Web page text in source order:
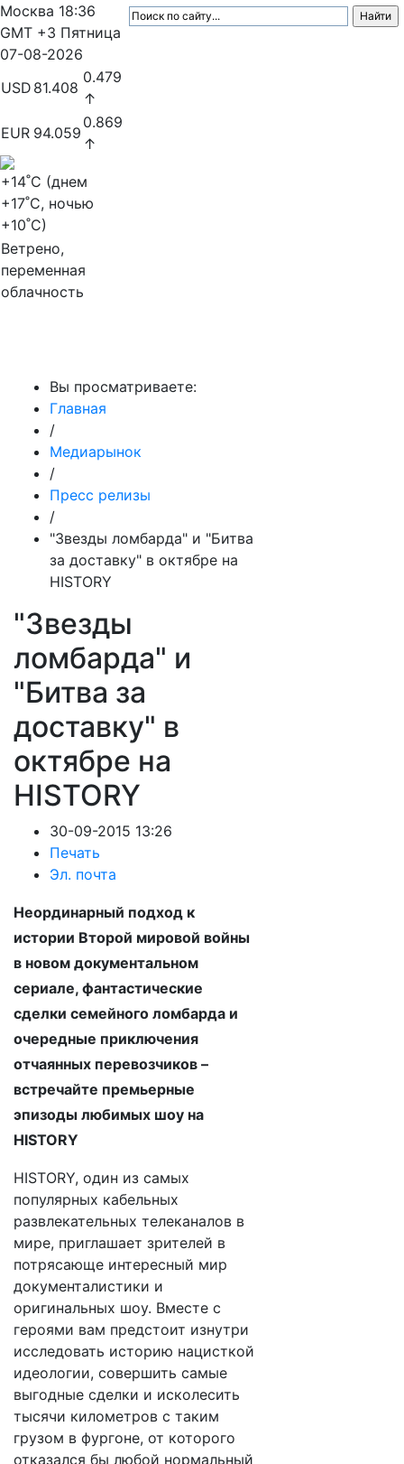
Москва 18:36
GMT +3 Пятница
07-08-2026
USD 81.408
0.479
↑
EUR 94.059
0.869
↑
+14˚C (днем
+17˚C, ночью
+10˚C)
Ветрено,
переменная
облачность
Вы просматриваете:
Главная
/
Медиарынок
/
Пресс релизы
/
"Звезды ломбарда" и "Битва
за доставку" в октябре на
HISTORY
"Звезды
ломбарда" и
"Битва за
доставку" в
октябре на
HISTORY
30-09-2015 13:26
Печать
Эл. почта
Неординарный подход к
истории Второй мировой войны
в новом документальном
сериале, фантастические
сделки семейного ломбарда и
очередные приключения
отчаянных перевозчиков –
встречайте премьерные
эпизоды любимых шоу на
HISTORY
HISTORY, один из самых
популярных кабельных
развлекательных телеканалов в
мире, приглашает зрителей в
потрясающе интересный мир
документалистики и
оригинальных шоу. Вместе с
героями вам предстоит изнутри
исследовать историю нацисткой
идеологии, совершить самые
выгодные сделки и исколесить
тысячи километров с таким
грузом в фургоне, от которого
отказался бы любой нормальный